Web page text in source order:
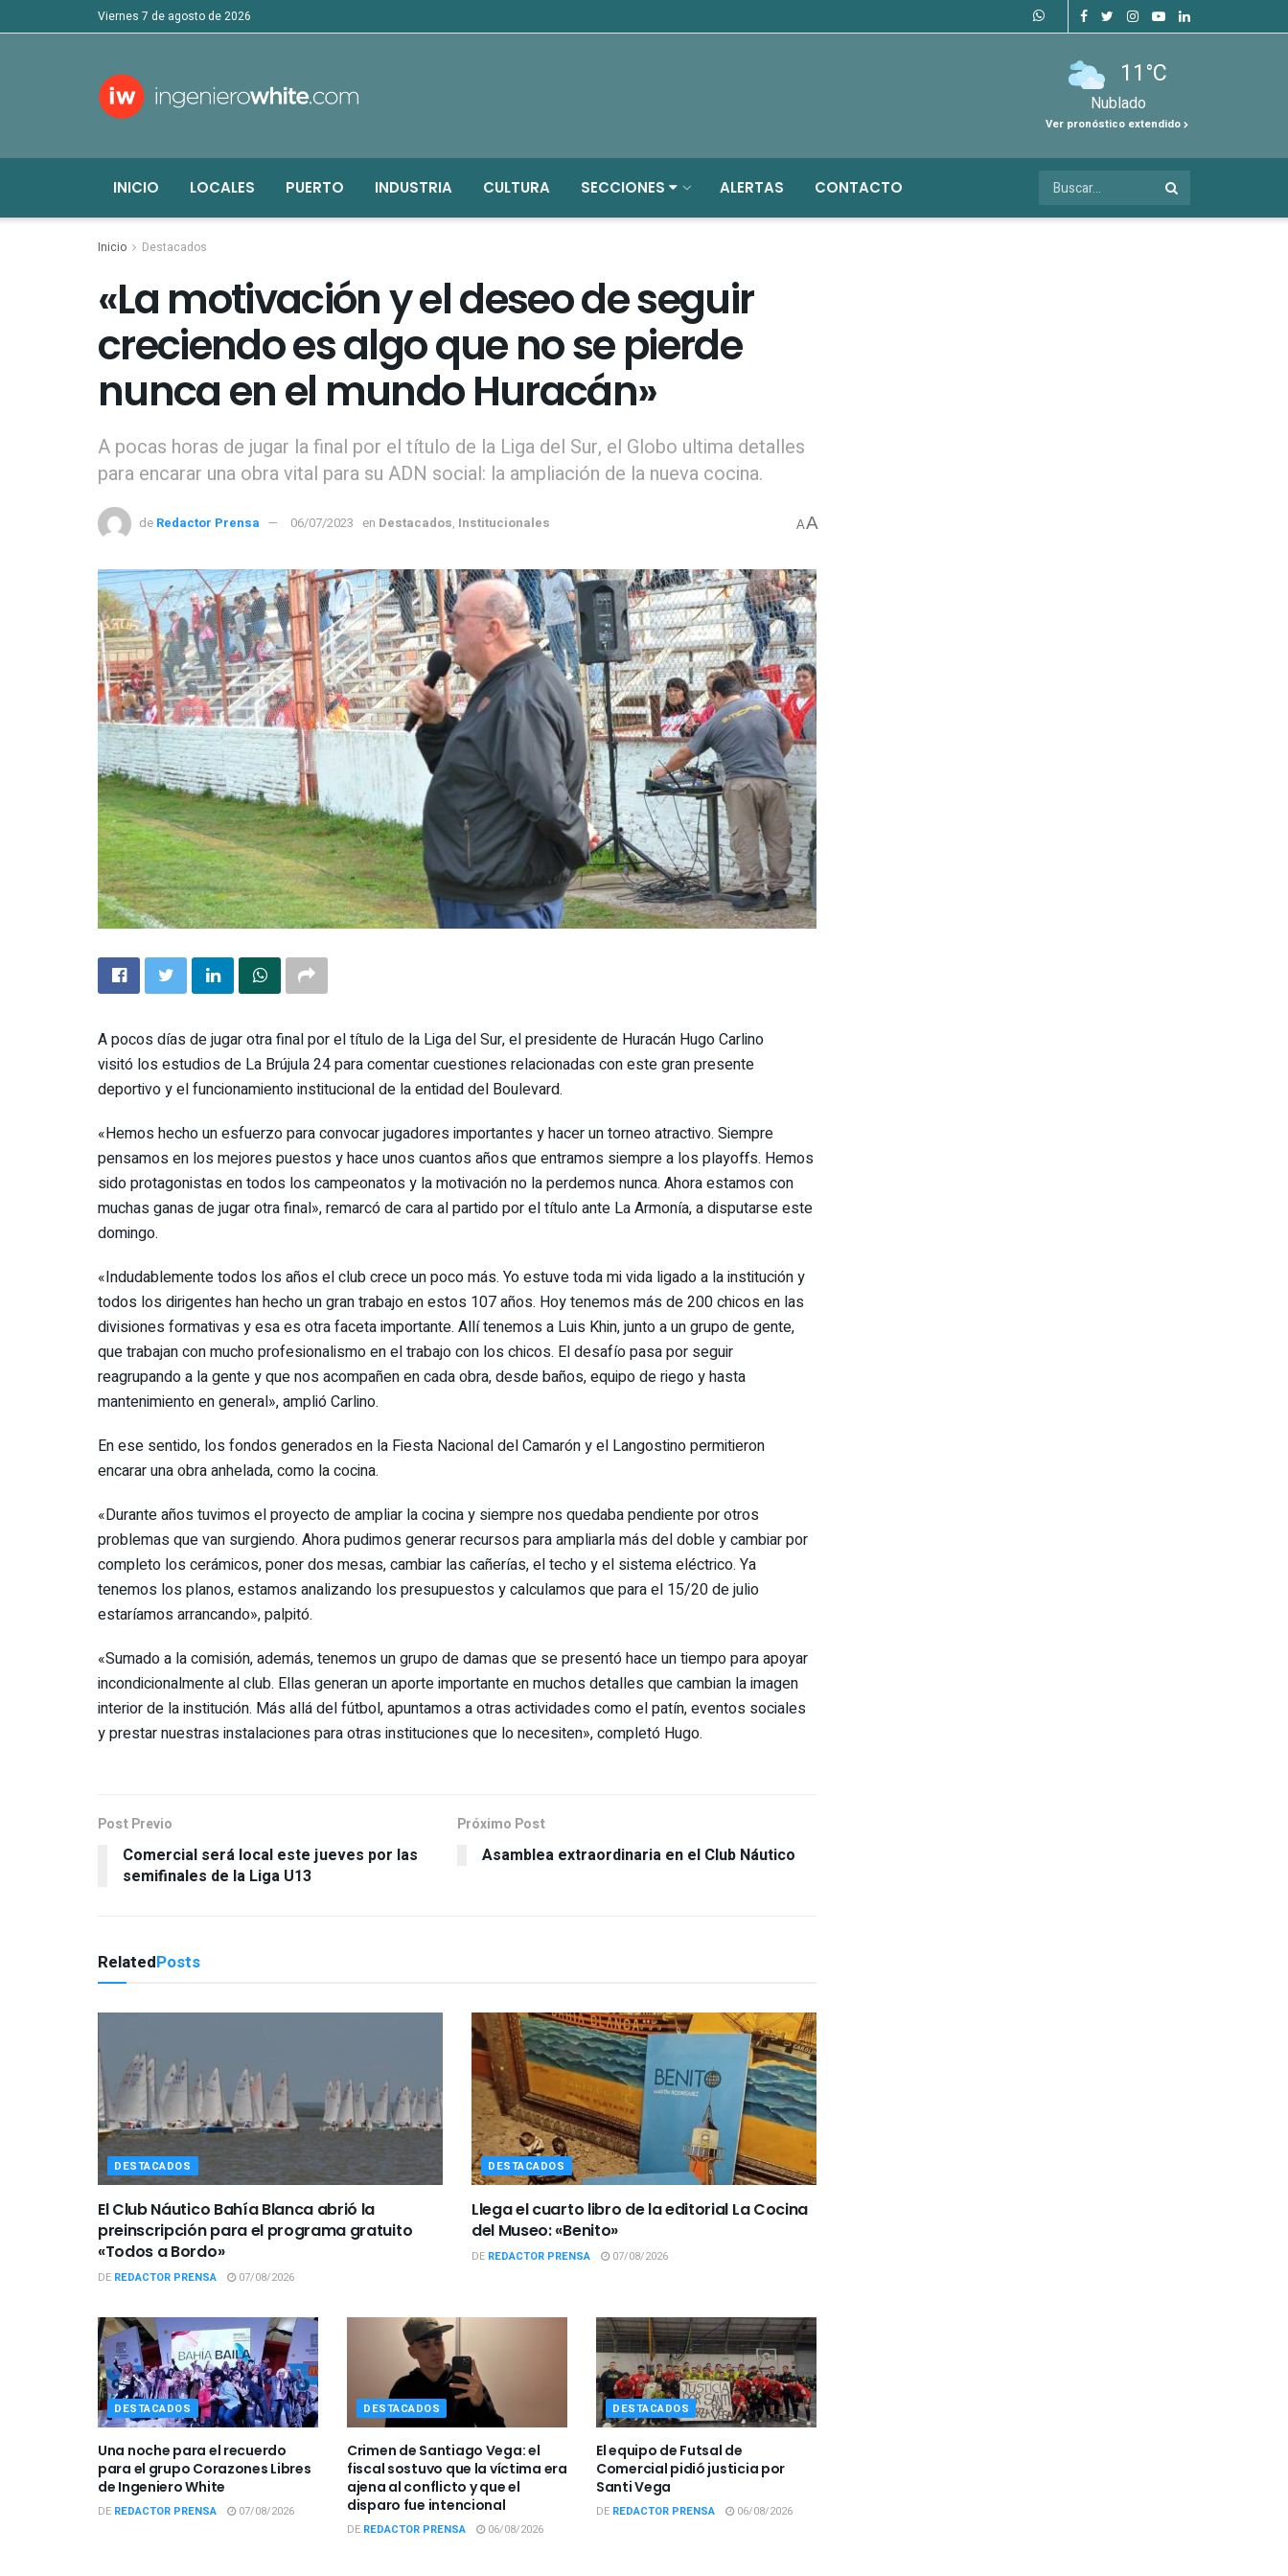
viernes 7 de agosto de 2026
11°C
Nublado
Ver pronóstico extendido
INICIO LOCALES PUERTO INDUSTRIA CULTURA SECCIONES ALERTAS CONTACTO
Inicio Destacados
«La motivación y el deseo de seguir
creciendo es algo que no se pierde
nunca en el mundo Huracán»
A pocas horas de jugar la final por el título de la Liga del Sur, el Globo ultima detalles
para encarar una obra vital para su ADN social: la ampliación de la nueva cocina.
de Redactor Prensa 06/07/2023 en Destacados, Institucionales AA
A pocos días de jugar otra final por el título de la Liga del Sur, el presidente de Huracán Hugo Carlino
visitó los estudios de La Brújula 24 para comentar cuestiones relacionadas con este gran presente
deportivo y el funcionamiento institucional de la entidad del Boulevard.
«Hemos hecho un esfuerzo para convocar jugadores importantes y hacer un torneo atractivo. Siempre
pensamos en los mejores puestos y hace unos cuantos años que entramos siempre a los playoffs. Hemos
sido protagonistas en todos los campeonatos y la motivación no la perdemos nunca. Ahora estamos con
muchas ganas de jugar otra final», remarcó de cara al partido por el título ante La Armonía, a disputarse este
domingo.
«Indudablemente todos los años el club crece un poco más. Yo estuve toda mi vida ligado a la institución y
todos los dirigentes han hecho un gran trabajo en estos 107 años. Hoy tenemos más de 200 chicos en las
divisiones formativas y esa es otra faceta importante. Allí tenemos a Luis Khin, junto a un grupo de gente,
que trabajan con mucho profesionalismo en el trabajo con los chicos. El desafío pasa por seguir
reagrupando a la gente y que nos acompañen en cada obra, desde baños, equipo de riego y hasta
mantenimiento en general», amplió Carlino.
En ese sentido, los fondos generados en la Fiesta Nacional del Camarón y el Langostino permitieron
encarar una obra anhelada, como la cocina.
«Durante años tuvimos el proyecto de ampliar la cocina y siempre nos quedaba pendiente por otros
problemas que van surgiendo. Ahora pudimos generar recursos para ampliarla más del doble y cambiar por
completo los cerámicos, poner dos mesas, cambiar las cañerías, el techo y el sistema eléctrico. Ya
tenemos los planos, estamos analizando los presupuestos y calculamos que para el 15/20 de julio
estaríamos arrancando», palpitó.
«Sumado a la comisión, además, tenemos un grupo de damas que se presentó hace un tiempo para apoyar
incondicionalmente al club. Ellas generan un aporte importante en muchos detalles que cambian la imagen
interior de la institución. Más allá del fútbol, apuntamos a otras actividades como el patín, eventos sociales
y prestar nuestras instalaciones para otras instituciones que lo necesiten», completó Hugo.
Post Previo
Comercial será local este jueves por las
semifinales de la Liga U13
Próximo Post
Asamblea extraordinaria en el Club Náutico
RelatedPosts
DESTACADOS
El Club Náutico Bahía Blanca abrió la
preinscripción para el programa gratuito
«Todos a Bordo»
DE REDACTOR PRENSA 07/08/2026
DESTACADOS
Llega el cuarto libro de la editorial La Cocina
del Museo: «Benito»
DE REDACTOR PRENSA 07/08/2026
DESTACADOS
Una noche para el recuerdo
para el grupo Corazones Libres
de Ingeniero White
DE REDACTOR PRENSA 07/08/2026
DESTACADOS
Crimen de Santiago Vega: el
fiscal sostuvo que la víctima era
ajena al conflicto y que el
disparo fue intencional
DE REDACTOR PRENSA 06/08/2026
DESTACADOS
El equipo de Futsal de
Comercial pidió justicia por
Santi Vega
DE REDACTOR PRENSA 06/08/2026